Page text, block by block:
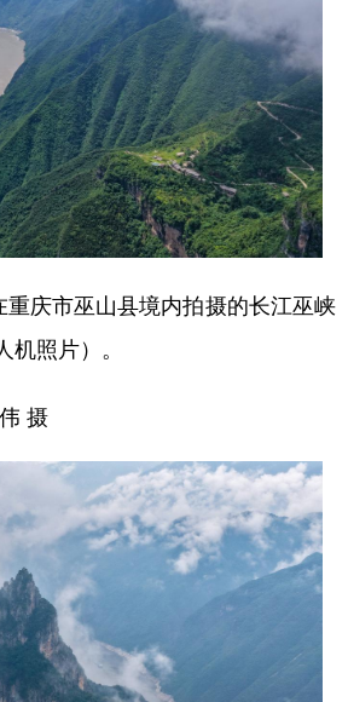
庆市巫山县境内拍摄的长江巫峡
照片）。
摄